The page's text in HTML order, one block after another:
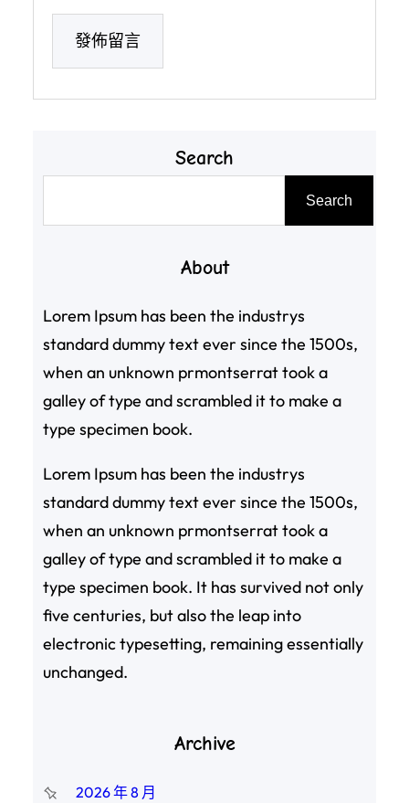
Search
Search
About
Lorem Ipsum has been the industrys
standard dummy text ever since the 1500s,
when an unknown prmontserrat took a
galley of type and scrambled it to make a
type specimen book.
Lorem Ipsum has been the industrys
standard dummy text ever since the 1500s,
when an unknown prmontserrat took a
galley of type and scrambled it to make a
type specimen book. It has survived not only
five centuries, but also the leap into
electronic typesetting, remaining essentially
unchanged.
Archive
2026 年 8 月